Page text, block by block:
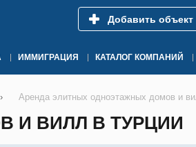
Добавить объект
ИММИГРАЦИЯ КАТАЛОГ КОМПАНИЙ
› Аренда элитных одноэтажных домов и
И ВИЛЛ В ТУРЦИИ